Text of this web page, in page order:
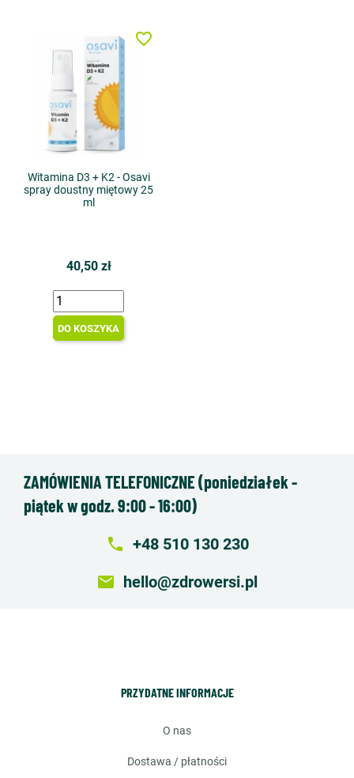
Witamina D3 + K2 - Osavi
spray doustny miętowy 25
ml
40,50 zł
DO KOSZYKA
favorite_border
ZAMÓWIENIA TELEFONICZNE (poniedziałek -
piątek w godz. 9:00 - 16:00)
local_phone +48 510 130 230
email hello@zdrowersi.pl
PRZYDATNE INFORMACJE
o nas
dostawa / płatności